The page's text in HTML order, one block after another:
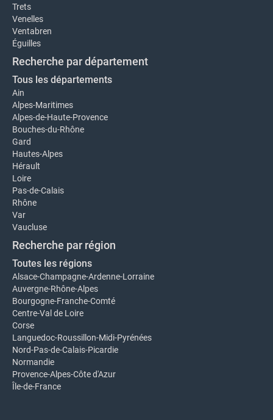
Trets
Venelles
Ventabren
Éguilles
Recherche par département
Tous les départements
Ain
Alpes-Maritimes
Alpes-de-Haute-Provence
Bouches-du-Rhône
Gard
Hautes-Alpes
Hérault
Loire
Pas-de-Calais
Rhône
Var
Vaucluse
Recherche par région
Toutes les régions
Alsace-Champagne-Ardenne-Lorraine
Auvergne-Rhône-Alpes
Bourgogne-Franche-Comté
Centre-Val de Loire
Corse
Languedoc-Roussillon-Midi-Pyrénées
Nord-Pas-de-Calais-Picardie
Normandie
Provence-Alpes-Côte d'Azur
Île-de-France